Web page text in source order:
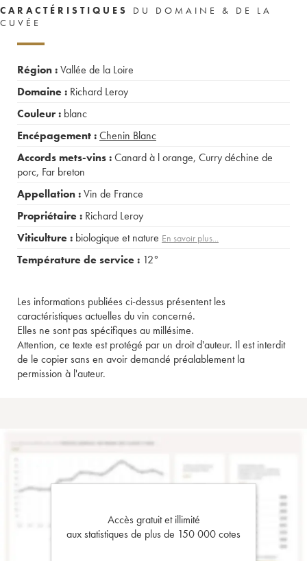
CARACTÉRISTIQUES
DU DOMAINE & DE LA
CUVÉE
Région :Vallée de la Loire
Domaine : Richard Leroy
Couleur : blanc
Encépagement :Chenin Blanc
Accords mets-vins :Canard à l orange, Curry déchine de
porc, Far breton
Appellation :Vin de France
Propriétaire : Richard Leroy
Viticulture : biologique et nature En savoir plus...
Température de service : 12°
Les informations publiées ci-dessus présentent les
caractéristiques actuelles du vin concerné.
Elles ne sont pas spécifiques au millésime.
Attention, ce texte est protégé par un droit d'auteur. Il est interdit
de le copier sans en avoir demandé préalablement la
permission à l'auteur.
Accès gratuit et illimité
aux statistiques de plus de 150 000 cotes